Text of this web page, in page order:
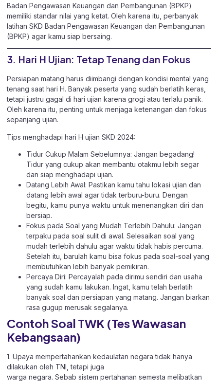
Badan Pengawasan Keuangan dan Pembangunan (BPKP)
memiliki standar nilai yang ketat. Oleh karena itu, perbanyak
latihan SKD Badan Pengawasan Keuangan dan Pembangunan
(BPKP) agar kamu siap bersaing.
3. Hari H Ujian: Tetap Tenang dan Fokus
Persiapan matang harus diimbangi dengan kondisi mental yang
tenang saat hari H. Banyak peserta yang sudah berlatih keras,
tetapi justru gagal di hari ujian karena grogi atau terlalu panik.
Oleh karena itu, penting untuk menjaga ketenangan dan fokus
sepanjang ujian.
Tips menghadapi hari H ujian SKD 2024:
Tidur Cukup Malam Sebelumnya: Jangan begadang!
Tidur yang cukup akan membantu otakmu lebih segar
dan siap menghadapi ujian.
Datang Lebih Awal: Pastikan kamu tahu lokasi ujian dan
datang lebih awal agar tidak terburu-buru. Dengan
begitu, kamu punya waktu untuk menenangkan diri dan
bersiap.
Fokus pada Soal yang Mudah Terlebih Dahulu: Jangan
terpaku pada soal sulit di awal. Selesaikan soal yang
mudah terlebih dahulu agar waktu tidak habis percuma.
Setelah itu, barulah kamu bisa fokus pada soal-soal yang
membutuhkan lebih banyak pemikiran.
Percaya Diri: Percayalah pada dirimu sendiri dan usaha
yang sudah kamu lakukan. Ingat, kamu telah berlatih
banyak soal dan persiapan yang matang. Jangan biarkan
rasa gugup merusak segalanya.
Contoh Soal TWK (Tes Wawasan
Kebangsaan)
1. Upaya mempertahankan kedaulatan negara tidak hanya
dilakukan oleh TNI, tetapi juga
warga negara. Sebab sistem pertahanan semesta melibatkan